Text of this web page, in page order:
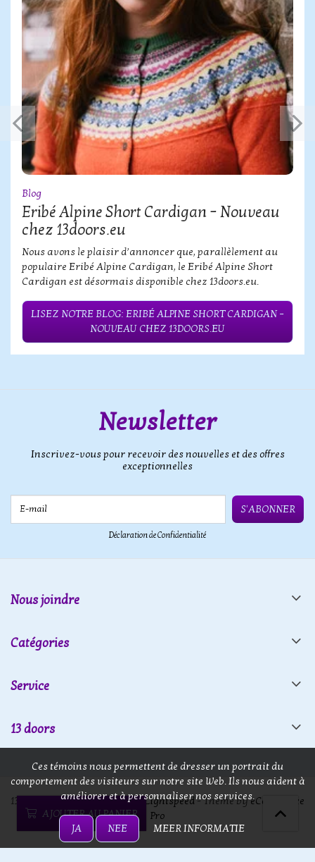
AJOUTER AU PANIER
Blog
Eribé Alpine Short Cardigan – Nouveau
chez 13doors.eu
Nous avons le plaisir d’annoncer que, parallèlement au
populaire Eribé Alpine Cardigan, le Eribé Alpine Short
Cardigan est désormais disponible chez 13doors.eu.
LISEZ NOTRE BLOG: ERIBÉ ALPINE SHORT CARDIGAN –
NOUVEAU CHEZ 13DOORS.EU
Newsletter
Inscrivez-vous pour recevoir des nouvelles et des offres
exceptionnelles
S'ABONNER
Déclaration de Confidentialité
Nous joindre
Catégories
Service
13 doors
13 doors © 2026 - Powered by Lightspeed- Theme byeCommerce
Pro
Ces témoins nous permettent de dresser un portrait du
comportement des visiteurs sur notre site Web. Ils nous aident à
améliorer et à personnaliser nos services.
JA NEE MEER INFORMATIE